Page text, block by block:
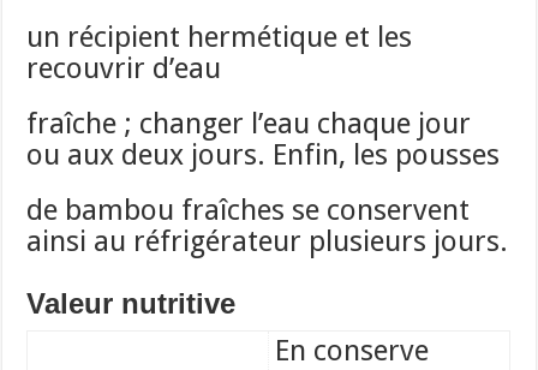
un récipient hermétique et les
recouvrir d’eau
fraîche ; changer l’eau chaque jour
ou aux deux jours. Enfin, les pousses
de bambou fraîches se conservent
ainsi au réfrigérateur plusieurs jours.
Valeur nutritive
En conserve